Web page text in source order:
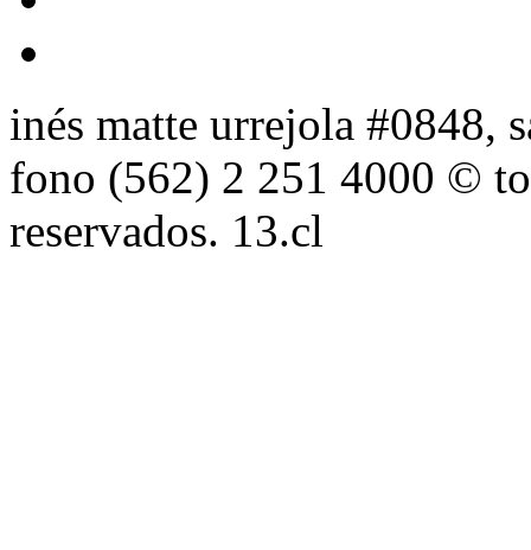
inés matte urrejola #0848,
fono (562) 2 251 4000 ©
reservados. 13.cl